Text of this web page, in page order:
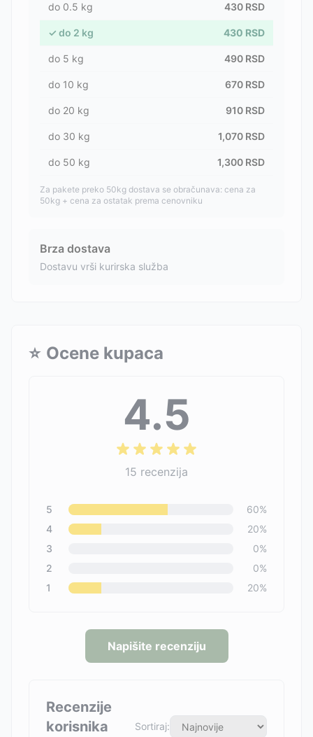
do 0.5 kg 430 RSD
✓ do 2 kg 430 RSD
do 5 kg 490 RSD
do 10 kg 670 RSD
do 20 kg 910 RSD
do 30 kg 1,070 RSD
do 50 kg 1,300 RSD
Za pakete preko 50kg dostava se obračunava: cena za
50kg + cena za ostatak prema cenovniku
Brza dostava
Dostavu vrši kurirska služba
⭐ Ocene kupaca
4.5
15 recenzija
5 60%
4
20%
3
0%
2
0%
1
20%
Napišite recenziju
Recenzije
korisnika
Sortiraj: